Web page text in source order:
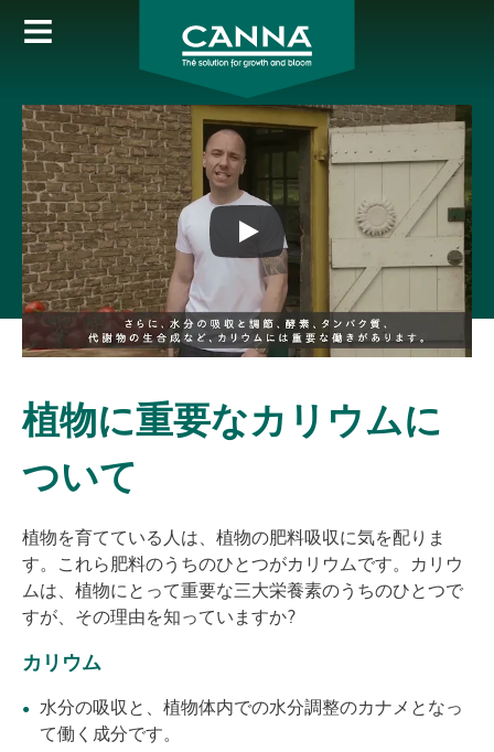
Skip
content
植物に重要なカリウムに
ついて
植物を育てている人は、植物の肥料吸収に気を配りま
す。これら肥料のうちのひとつがカリウムです。カリウ
ムは、植物にとって重要な三大栄養素のうちのひとつで
すが、その理由を知っていますか?
カリウム
水分の吸収と、植物体内での水分調整のカナメとなっ
て働く成分です。